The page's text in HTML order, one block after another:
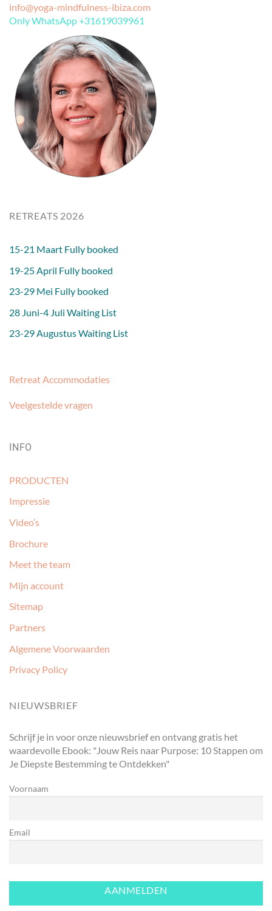
info@yoga-mindfulness-ibiza.com
Only WhatsApp +31619039961
RETREATS 2026
15-21 Maart Fully booked
19-25 April Fully booked
23-29 Mei Fully booked
28 Juni-4 Juli Waiting List
23-29 Augustus Waiting List
Retreat Accommodaties
Veelgestelde vragen
INFO
PRODUCTEN
Impressie
Video’s
Brochure
Meet the team
Mijn account
Sitemap
Partners
Algemene Voorwaarden
Privacy Policy
NIEUWSBRIEF
Schrijf je in voor onze nieuwsbrief en ontvang gratis het
waardevolle Ebook: "Jouw Reis naar Purpose: 10 Stappen om
Je Diepste Bestemming te Ontdekken"
Voornaam
Email